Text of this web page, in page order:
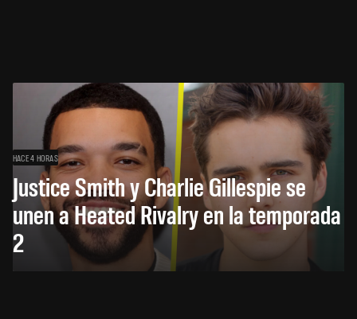
HACE 4 HORAS
Justice Smith y Charlie Gillespie se
unen a Heated Rivalry en la temporada
2